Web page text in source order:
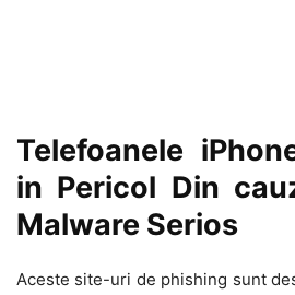
Telefoanele
in Pericol Din
Malware Serios
Aceste site-uri de phishing sunt